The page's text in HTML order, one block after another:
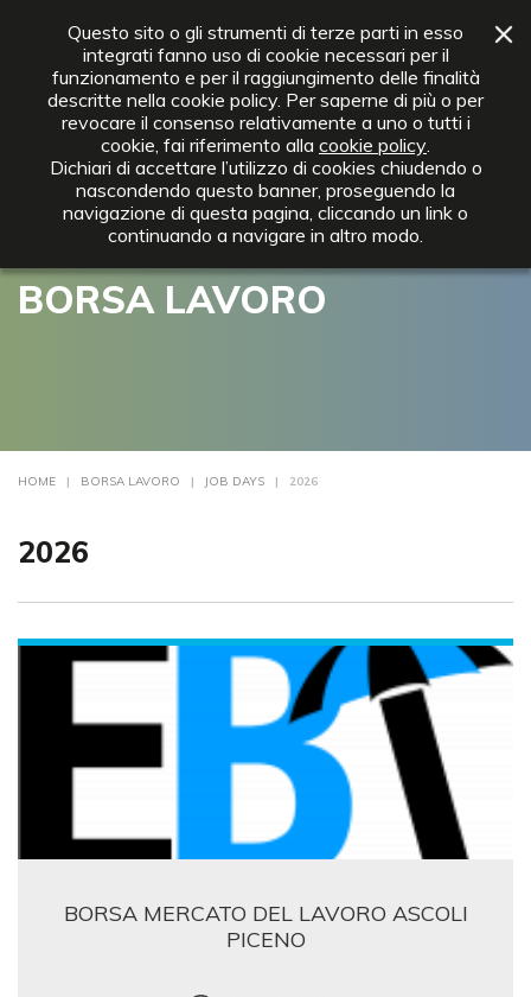
Questo sito o gli strumenti di terze parti in esso
integrati fanno uso di cookie necessari per il
funzionamento e per il raggiungimento delle finalità
descritte nella cookie policy. Per saperne di più o per
revocare il consenso relativamente a uno o tutti i
cookie, fai riferimento alla cookie policy.
Dichiari di accettare l’utilizzo di cookies chiudendo o
nascondendo questo banner, proseguendo la
navigazione di questa pagina, cliccando un link o
continuando a navigare in altro modo.
BORSA LAVORO
HOME | BORSA LAVORO | JOB DAYS | 2026
2026
BORSA MERCATO DEL LAVORO ASCOLI
PICENO